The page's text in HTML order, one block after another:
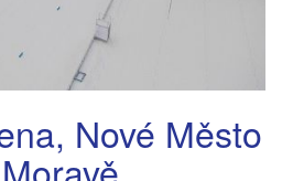
Nové Město